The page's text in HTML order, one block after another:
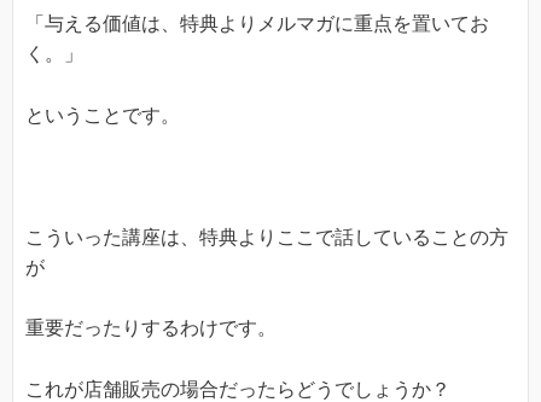
「与える価値は、特典よりメルマガに重点を置いてお
く。」
ということです。
こういった講座は、特典よりここで話していることの方
が
重要だったりするわけです。
これが店舗販売の場合だったらどうでしょうか？